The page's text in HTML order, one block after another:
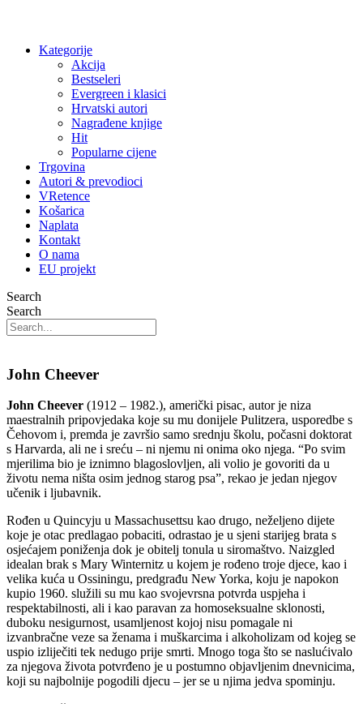
Kategorije
Akcija
Bestseleri
Evergreen i klasici
Hrvatski autori
Nagrađene knjige
Hit
Popularne cijene
Trgovina
Autori & prevodioci
VRetence
Košarica
Naplata
Kontakt
O nama
EU projekt
Search
Search
John Cheever
John Cheever (1912 – 1982.), američki pisac, autor je niza
maestralnih pripovjedaka koje su mu donijele Pulitzera, usporedbe s
Čehovom i, premda je završio samo srednju školu, počasni doktorat
s Harvarda, ali ne i sreću – ni njemu ni onima oko njega. “Po svim
mjerilima bio je iznimno blago­slovljen, ali volio je govoriti da u
životu nema ništa osim jednog starog psa”, rekao je jedan njegov
učenik i ljubavnik.
Rođen u Quincyju u Massachusettsu kao drugo, ne­željeno dijete
koje je otac predlagao pobaciti, odrastao je u sjeni starijeg brata s
osjećajem poniženja dok je obitelj tonula u siromaštvo. Naizgled
idealan brak s Mary Winternitz u kojem je rođeno troje djece, kao i
velika kuća u Ossiningu, predgrađu New Yorka, koju je napokon
kupio 1960. služili su mu kao svojevrsna potvrda uspjeha i
respektabilnosti, ali i kao paravan za homoseksualne sklonosti,
duboku nesigurnost, usam­ljenost kojoj nisu pomagale ni
izvanbračne veze sa ženama i muškarcima i alkoholizam od kojeg se
uspio izliječiti tek nedugo prije smrti. Mnogo toga što se naslućivalo
za njegova života potvrđeno je u postumno objavljenim dnevnicima,
koji su najbolnije pogodili djecu – jer se u njima jedva spominju.